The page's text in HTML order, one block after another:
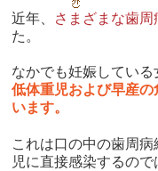
近年、 さまざまな歯
た。
なかでも妊娠している
低体重児および早産
います。
これは口の中の歯周
児に直接感染するの